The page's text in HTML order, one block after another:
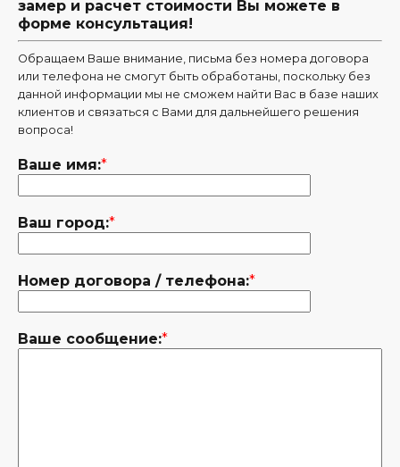
замер и расчет стоимости Вы можете в
форме консультация!
Обращаем Ваше внимание, письма без номера договора
или телефона не смогут быть обработаны, поскольку без
данной информации мы не сможем найти Вас в базе наших
клиентов и связаться с Вами для дальнейшего решения
вопроса!
Ваше имя:*
Ваш город:*
Номер договора / телефона:*
Ваше сообщение:*